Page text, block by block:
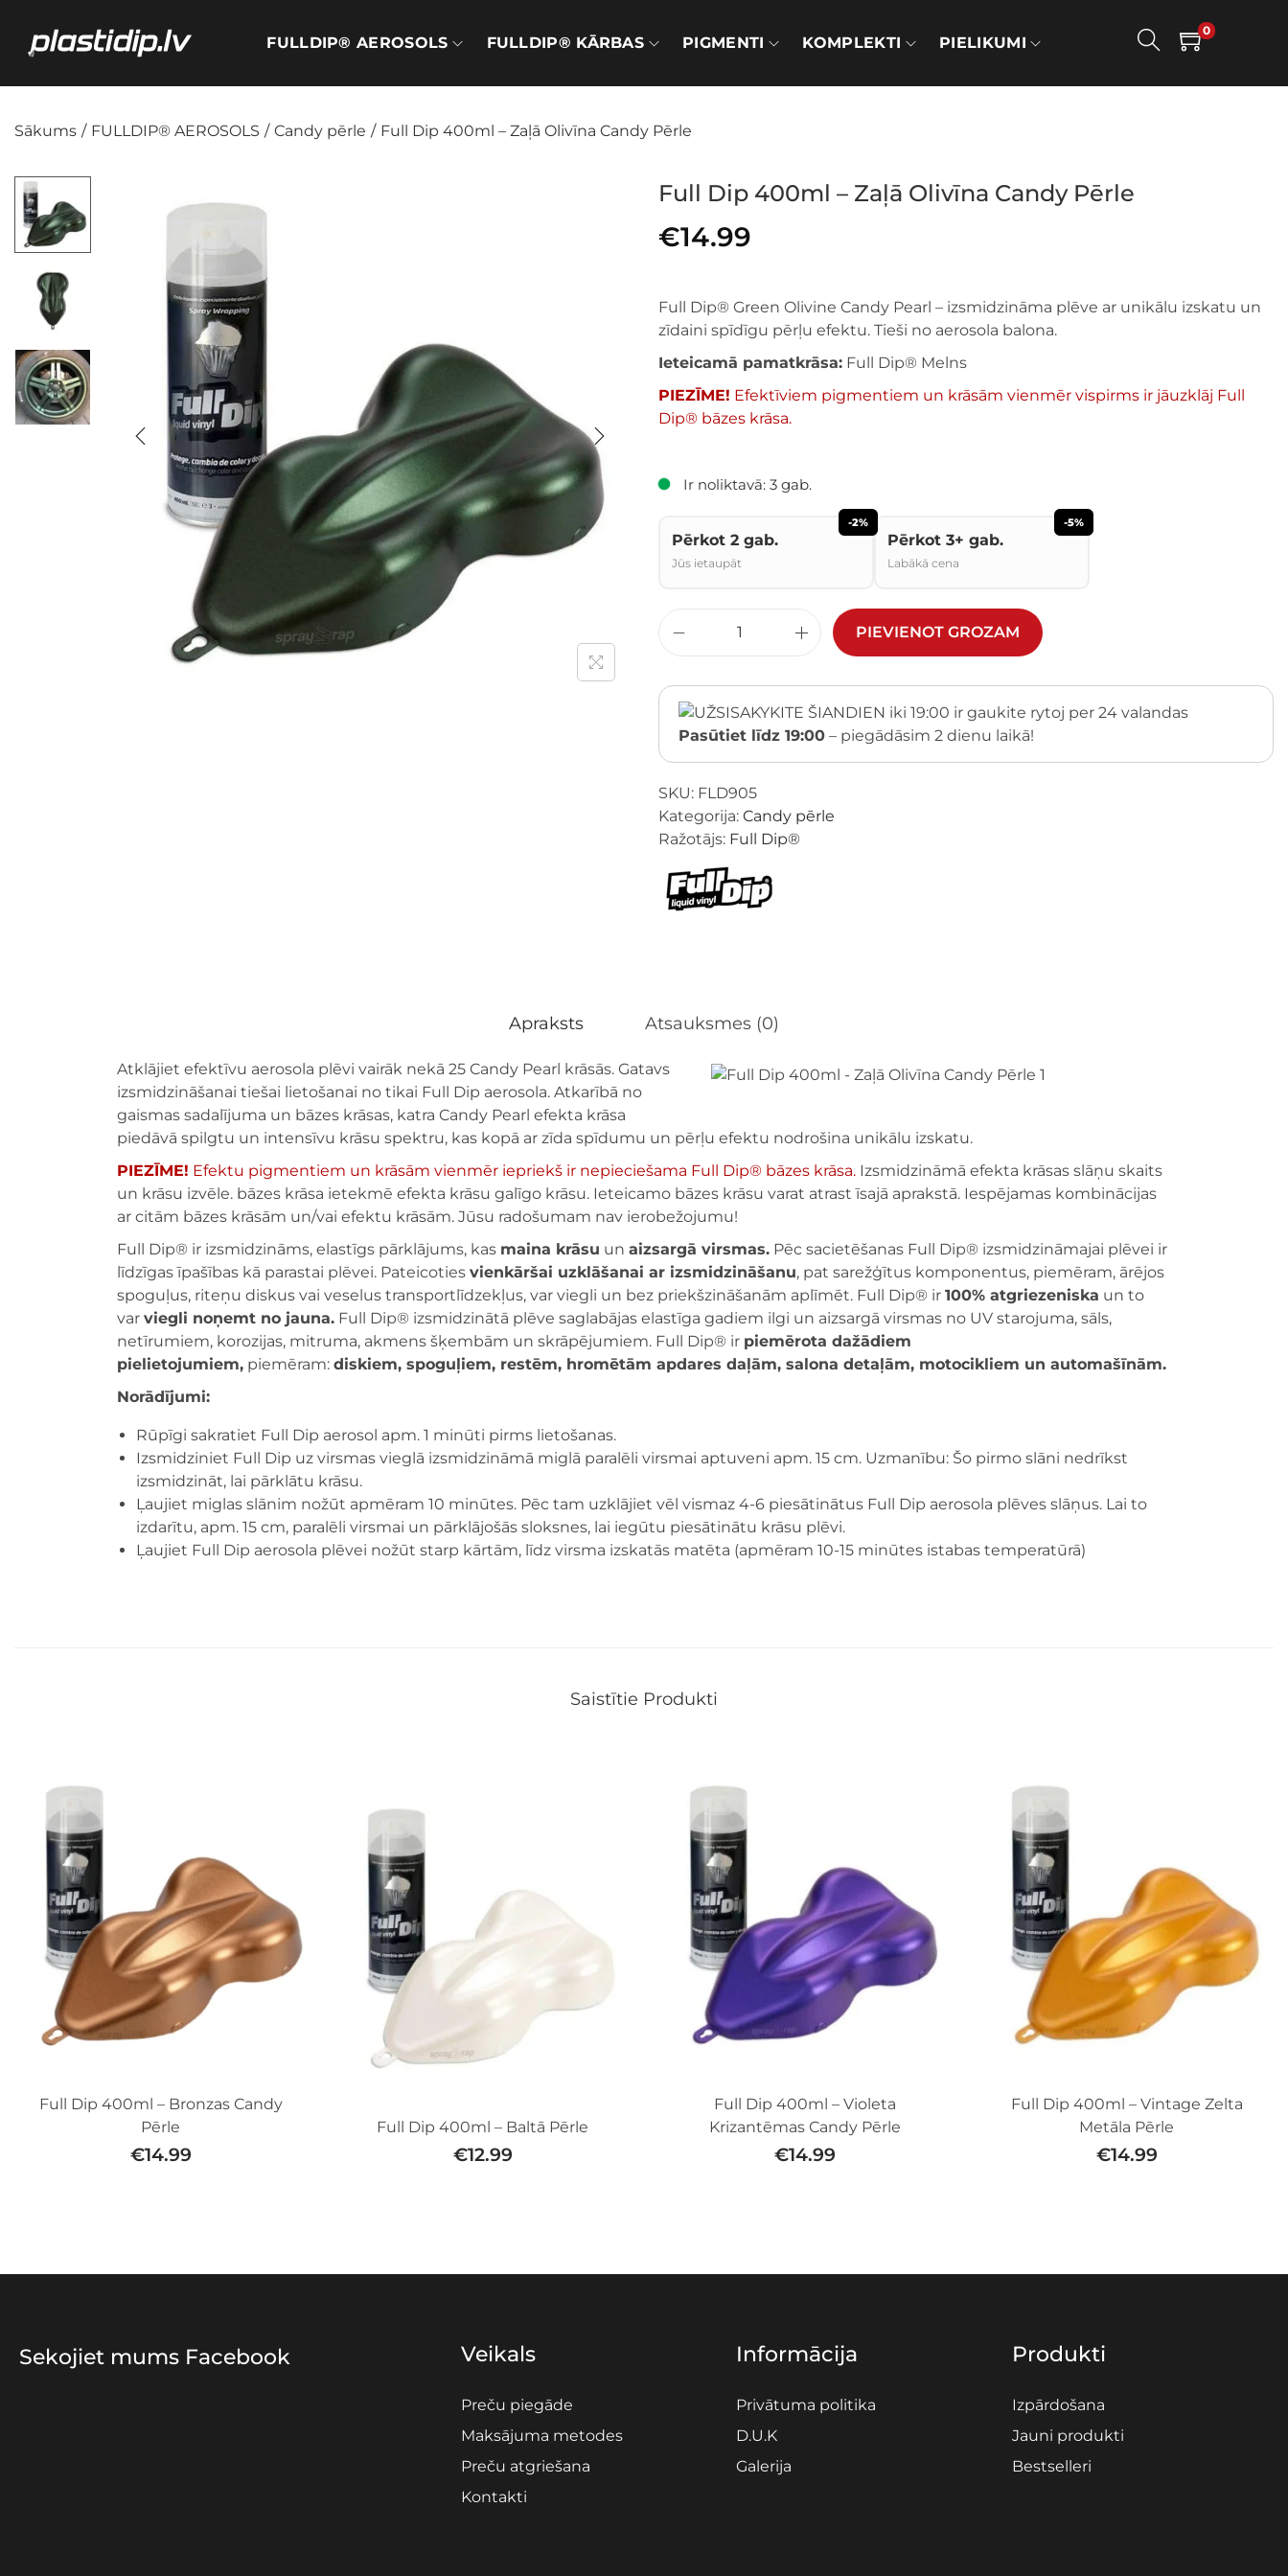
FULLDIP® AEROSOLS FULLDIP® KĀRBAS PIGMENTI KOMPLEKTI PIELIKUMI
0
Sākums / FULLDIP® AEROSOLS / Candy pērle / Full Dip 400ml – Zaļā Olivīna Candy Pērle
Full Dip 400ml – Zaļā Olivīna Candy Pērle
€14.99
Full Dip® Green Olivine Candy Pearl – izsmidzināma plēve ar unikālu izskatu un
zīdaini spīdīgu pērļu efektu. Tieši no aerosola balona.
Ieteicamā pamatkrāsa: Full Dip® Melns
PIEZĪME! Efektīviem pigmentiem un krāsām vienmēr vispirms ir jāuzklāj Full
Dip® bāzes krāsa.
Ir noliktavā: 3 gab.
-2%
Pērkot 2 gab.
Jūs ietaupāt
-5%
Pērkot 3+ gab.
Labākā cena
PIEVIENOT GROZAM
Pasūtiet līdz 19:00 – piegādāsim 2 dienu laikā!
SKU: FLD905
Kategorija: Candy pērle
Ražotājs: Full Dip®
Apraksts Atsauksmes (0)
Atklājiet efektīvu aerosola plēvi vairāk nekā 25 Candy Pearl krāsās. Gatavs
izsmidzināšanai tiešai lietošanai no tikai Full Dip aerosola. Atkarībā no
gaismas sadalījuma un bāzes krāsas, katra Candy Pearl efekta krāsa
piedāvā spilgtu un intensīvu krāsu spektru, kas kopā ar zīda spīdumu un pērļu efektu nodrošina unikālu izskatu.
PIEZĪME! Efektu pigmentiem un krāsām vienmēr iepriekš ir nepieciešama Full Dip® bāzes krāsa. Izsmidzināmā efekta krāsas slāņu skaits
un krāsu izvēle. bāzes krāsa ietekmē efekta krāsu galīgo krāsu. Ieteicamo bāzes krāsu varat atrast īsajā aprakstā. Iespējamas kombinācijas
ar citām bāzes krāsām un/vai efektu krāsām. Jūsu radošumam nav ierobežojumu!
Full Dip® ir izsmidzināms, elastīgs pārklājums, kas maina krāsu un aizsargā virsmas. Pēc sacietēšanas Full Dip® izsmidzināmajai plēvei ir
līdzīgas īpašības kā parastai plēvei. Pateicoties vienkāršai uzklāšanai ar izsmidzināšanu, pat sarežģītus komponentus, piemēram, ārējos
spoguļus, riteņu diskus vai veselus transportlīdzekļus, var viegli un bez priekšzināšanām aplīmēt. Full Dip® ir 100% atgriezeniska un to
var viegli noņemt no jauna. Full Dip® izsmidzinātā plēve saglabājas elastīga gadiem ilgi un aizsargā virsmas no UV starojuma, sāls,
netīrumiem, korozijas, mitruma, akmens šķembām un skrāpējumiem. Full Dip® ir piemērota dažādiem
pielietojumiem, piemēram: diskiem, spoguļiem, restēm, hromētām apdares daļām, salona detaļām, motocikliem un automašīnām.
Norādījumi:
Rūpīgi sakratiet Full Dip aerosol apm. 1 minūti pirms lietošanas.
Izsmidziniet Full Dip uz virsmas vieglā izsmidzināmā miglā paralēli virsmai aptuveni apm. 15 cm. Uzmanību: Šo pirmo slāni nedrīkst
izsmidzināt, lai pārklātu krāsu.
Ļaujiet miglas slānim nožūt apmēram 10 minūtes. Pēc tam uzklājiet vēl vismaz 4-6 piesātinātus Full Dip aerosola plēves slāņus. Lai to
izdarītu, apm. 15 cm, paralēli virsmai un pārklājošās sloksnes, lai iegūtu piesātinātu krāsu plēvi.
Ļaujiet Full Dip aerosola plēvei nožūt starp kārtām, līdz virsma izskatās matēta (apmēram 10-15 minūtes istabas temperatūrā)
Saistītie Produkti
Full Dip 400ml – Bronzas Candy
Pērle
€14.99
Full Dip 400ml – Baltā Pērle
€12.99
Full Dip 400ml – Violeta
Krizantēmas Candy Pērle
€14.99
Full Dip 400ml – Vintage Zelta
Metāla Pērle
€14.99
Sekojiet mums Facebook Veikals
Preču piegāde
Maksājuma metodes
Preču atgriešana
Kontakti
Informācija
Privātuma politika
D.U.K
Galerija
Produkti
Izpārdošana
Jauni produkti
Bestselleri